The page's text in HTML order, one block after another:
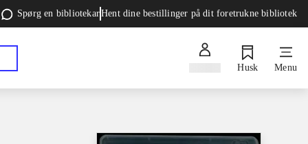
Spørg en bibliotekarHent dine bestillinger på dit foretrukne bibliotek
Husk Menu